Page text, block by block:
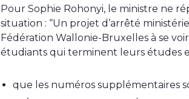
Pour Sophie Rohonyi, le ministre ne
situation : “Un projet d’arrêté
Fédération Wallonie-Bruxelles à se
étudiants qui terminent leurs études
que les numéros supplémentaires